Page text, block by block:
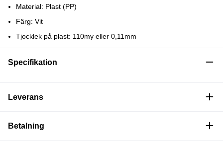
Material: Plast (PP)
Färg: Vit
Tjocklek på plast: 110my eller 0,11mm
Specifikation
Leverans
Betalning